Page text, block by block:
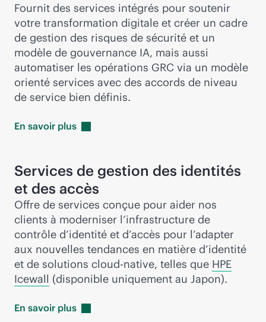
Fournit des services intégrés pour soutenir
votre transformation digitale et créer un cadre
de gestion des risques de sécurité et un
modèle de gouvernance IA, mais aussi
automatiser les opérations GRC via un modèle
orienté services avec des accords de niveau
de service bien définis.
En savoir plus
Services de gestion des identités
et des accès
Offre de services conçue pour aider nos
clients à moderniser l’infrastructure de
contrôle d’identité et d’accès pour l’adapter
aux nouvelles tendances en matière d’identité
et de solutions cloud-native, telles que HPE
Icewall (disponible uniquement au Japon).
En savoir plus